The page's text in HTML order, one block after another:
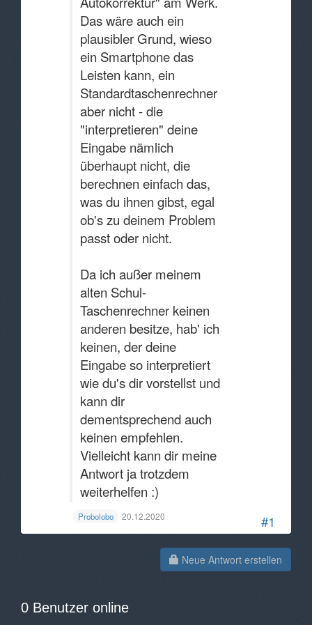
#1
Das wäre auch ein
plausibler Grund, wieso
ein Smartphone das
Leisten kann, ein
Standardtaschenrechner
aber nicht - die
"interpretieren" deine
Eingabe nämlich
überhaupt nicht, die
berechnen einfach das,
was du ihnen gibst, egal
ob's zu deinem Problem
passt oder nicht.
Da ich außer meinem
alten Schul-
Taschenrechner keinen
anderen besitze, hab' ich
keinen, der deine
Eingabe so interpretiert
wie du's dir vorstellst und
kann dir
dementsprechend auch
keinen empfehlen.
Vielleicht kann dir meine
Antwort ja trotzdem
weiterhelfen :)
Probolobo 20.12.2020
Neue Antwort erstellen
0 Benutzer online